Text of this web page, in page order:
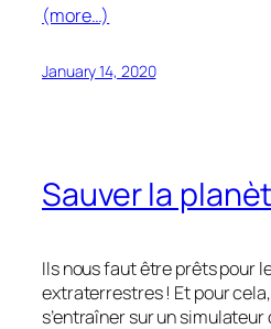
(more…)
January 14, 2020
Sauver la
Ils nous faut être prêts pour
extraterrestres ! Et pour
s’entraîner sur un